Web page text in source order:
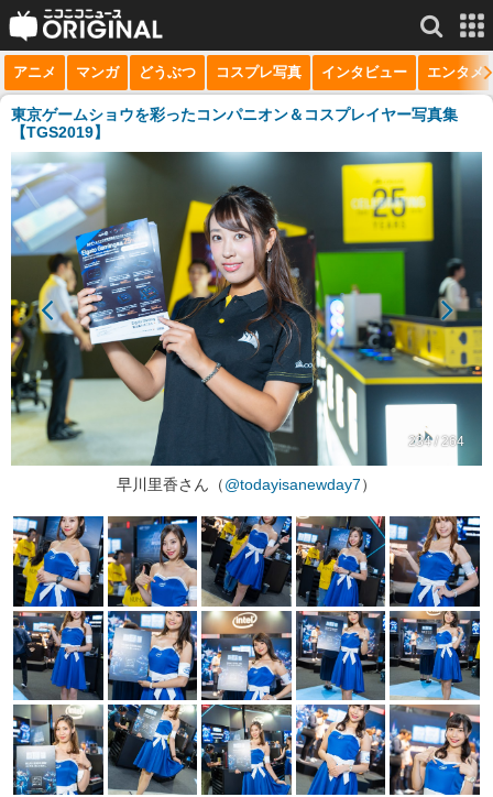
サービス一覧 もっと見る
niconico
動画
生放送
ニュース
チャンネル
マンガ
ニコニコQ
アニメ マンガ どうぶつ コスプレ写真 インタビュー エンタメ
東京ゲームショウを彩ったコンパニオン＆コスプレイヤー写真集
【TGS2019】
234 / 264
早川里香さん（@todayisanewday7）